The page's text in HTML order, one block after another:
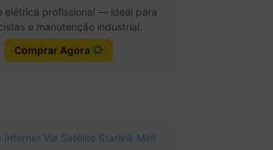
elétrica profissional — ideal para
e manutenção industrial.
Comprar Agora